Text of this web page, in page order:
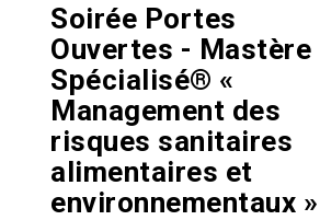
Soirée Portes
Ouvertes - Mastère
Spécialisé® «
Management des
risques sanitaires
alimentaires et
environnementaux »